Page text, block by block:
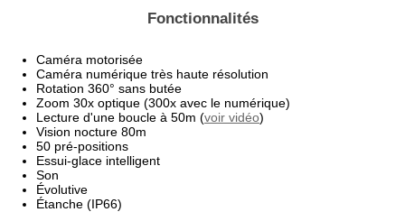
Fonctionnalités
Caméra motorisée
Caméra numérique très haute résolution
Rotation 360° sans butée
Zoom 30x optique (300x avec le numérique)
Lecture d'une boucle à 50m (voir vidéo)
Vision nocture 80m
50 pré-positions
Essui-glace intelligent
Son
Évolutive
Étanche (IP66)